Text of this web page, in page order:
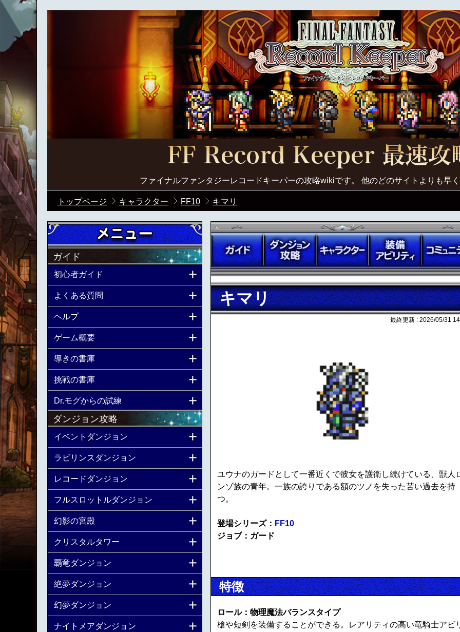
ファイナルファンタジーレコードキーパーの攻略wikiです。 他のどのサイトよりも早
トップページ キャラクター FF10 キマリ
キマリ
最終更新 : 2026/05/31
ユウナのガードとして一番近くで彼女を護衛し続けている、獣人
ンゾ族の青年。一族の誇りである額のツノを失った苦い過去を持
つ。
登場シリーズ： FF10
ジョブ：ガード
特徴
ロール：物理魔法バランスタイプ
槍や短剣を装備することができる。レアリティの高い竜騎士アビ
ガイド
初心者ガイド
よくある質問
ヘルプ
ゲーム概要
導きの書庫
挑戦の書庫
Dr.モグからの試練
ダンジョン攻略
イベントダンジョン
ラビリンスダンジョン
レコードダンジョン
フルスロットルダンジョン
幻影の宮殿
クリスタルタワー
覇竜ダンジョン
絶夢ダンジョン
幻夢ダンジョン
ナイトメアダンジョン